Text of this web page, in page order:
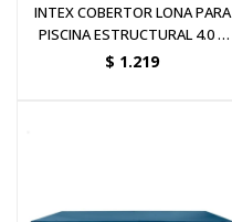
INTEX COBERTOR LONA PARA
PISCINA ESTRUCTURAL 4.0 X
2.0 METROS
$ 1.219